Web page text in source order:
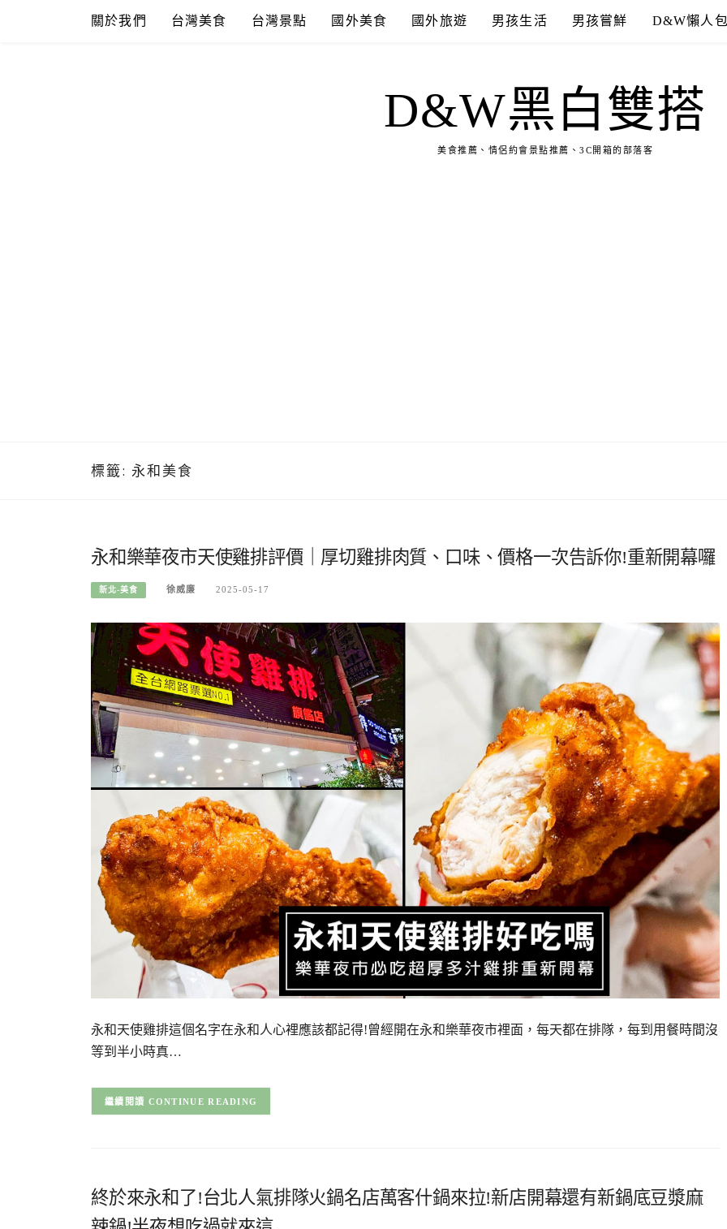
關於我們 台灣美食 台灣景點 國外美食 國外旅遊 男孩生活 男孩嘗鮮 D&W懶人
D&W黑白雙搭
美食推薦、情侶約會景點推薦、3C開箱的部落客
標籤: 永和美食
永和樂華夜市天使雞排評價｜厚切雞排肉質、口味、價格一次告訴你!重新開幕囉
新北-美食 徐威廉 2025-05-17
永和天使雞排這個名字在永和人心裡應該都記得!曾經開在永和樂華夜市裡面，每天都在排隊，每到用餐時間沒
等到半小時真…
CONTINUE READING
終於來永和了!台北人氣排隊火鍋名店萬客什鍋來拉!新店開幕還有新鍋底豆漿麻